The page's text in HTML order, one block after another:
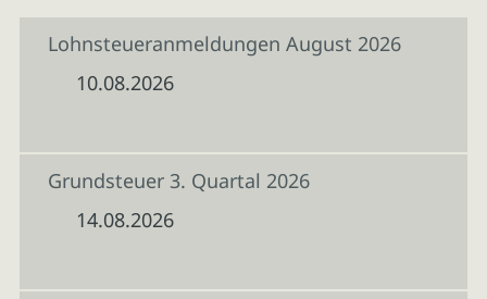
Lohnsteueranmeldungen August 2026
10.08.2026
Grundsteuer 3. Quartal 2026
14.08.2026